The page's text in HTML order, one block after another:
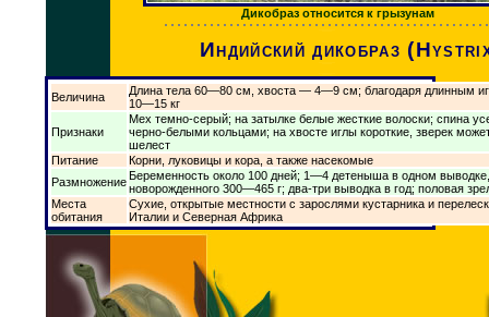
Дикобраз относится к грызунам
Индийский дикобраз
Величина
Длина тела 60—80 см, хвоста — 4—9 см; благодаря длинным
10—15 кг
Признаки
Мех темно-серый; на затылке белые жесткие волоски; спина
черно-белыми кольцами; на хвосте иглы короткие, зверек
шелест
Питание
Корни, луковицы и кора, а также насекомые
РазмножениеБеременность около 100 дней; 1—4 детеныша в одном
новорожденного 300—465 г; два-три выводка в год; половая
Места
обитания
Сухие, открытые местности с зарослями кустарника и
Италии и Северная Африка